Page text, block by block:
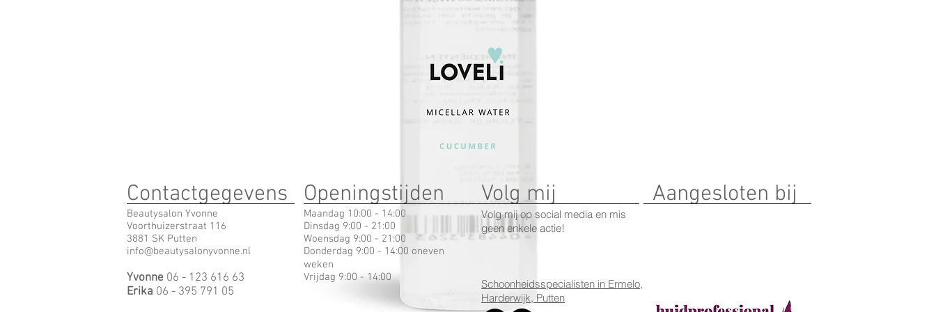
Contactgegevens
Beautysalon Yvonne
Voorthuizerstraat 116
3881 SK Putten
info@beautysalonyvonne.nl
Yvonne 06 - 123 616 63
Erika 06 - 395 791 05
Openingstijden
Maandag 10:00 - 14:00
Dinsdag 9:00 - 21:00
Woensdag 9:00 - 21:00
Donderdag 9:00 - 14:00 oneven
weken
Vrijdag 9:00 - 14:00
Volg mij
Volg mij op social media en mis
geen enkele actie!
Schoonheidsspecialisten in Ermelo,
Harderwijk, Putten
Aangesloten bij